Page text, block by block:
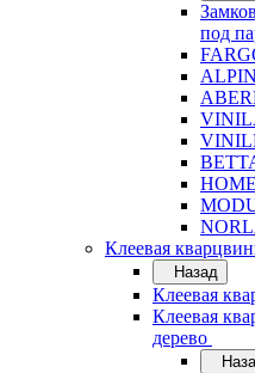
под
Клеевая
Назад
Клеевая
Клеевая
дерево